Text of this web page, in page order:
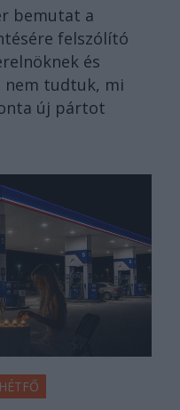
bemutat a
felszólító
és
nem tudtuk, mi
új pártot